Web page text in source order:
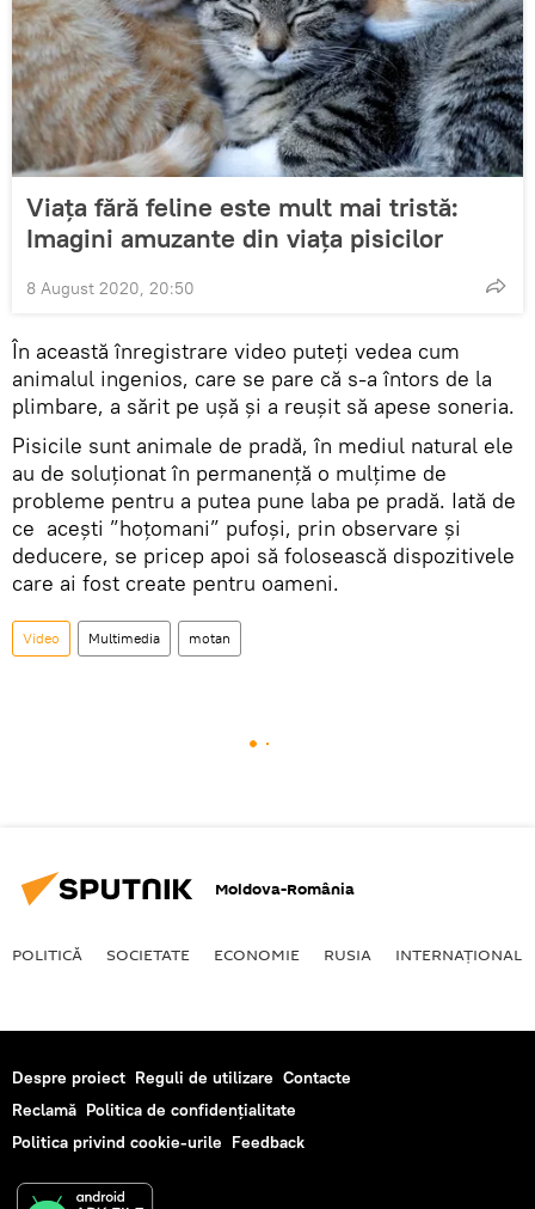
Viața fără feline este mult mai tristă:
Imagini amuzante din viața pisicilor
8 August 2020, 20:50
În această înregistrare video puteți vedea cum
animalul ingenios, care se pare că s-a întors de la
plimbare, a sărit pe ușă și a reușit să apese soneria.
Pisicile sunt animale de pradă, în mediul natural ele
au de soluționat în permanență o mulțime de
probleme pentru a putea pune laba pe pradă. Iată de
ce acești ”hoțomani” pufoși, prin observare și
deducere, se pricep apoi să folosească dispozitivele
care ai fost create pentru oameni.
Video Multimedia motan
Moldova-România
POLITICĂ SOCIETATE ECONOMIE RUSIA INTERNAŢIONAL
Despre proiect Reguli de utilizare Contacte
Reclamă Politica de confidențialitate
Politica privind cookie-urile Feedback